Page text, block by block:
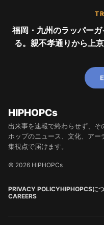
福岡・九州のラッパー
る。親不孝通りから上
HIPHOPCs
出来事を速報で終わらせず、
ホップのニュース、文化、ア
集視点で届けます。
© 2026 HIPHOPCs
PRIVACY POLICYHIPHOPCSに
CAREERS